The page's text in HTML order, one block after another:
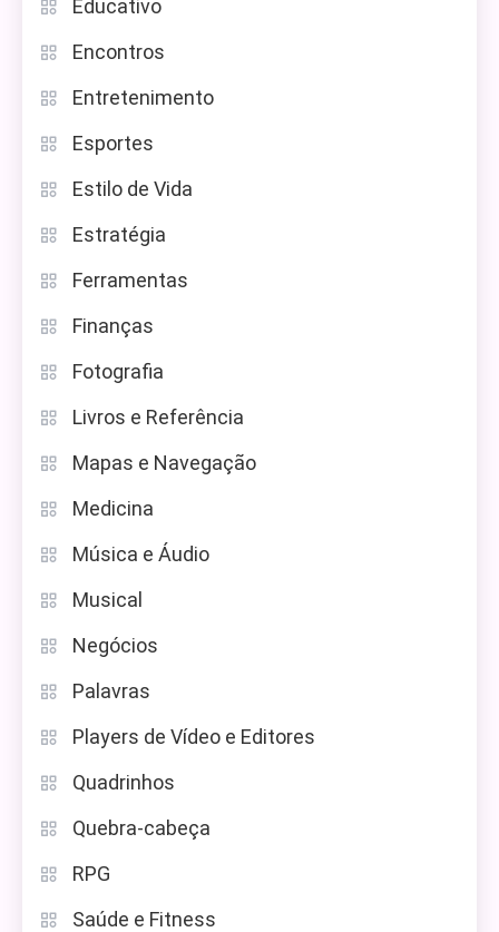
Educativo
Encontros
Entretenimento
Esportes
Estilo de Vida
Estratégia
Ferramentas
Finanças
Fotografia
Livros e Referência
Mapas e Navegação
Medicina
Música e Áudio
Musical
Negócios
Palavras
Players de Vídeo e Editores
Quadrinhos
Quebra-cabeça
RPG
Saúde e Fitness